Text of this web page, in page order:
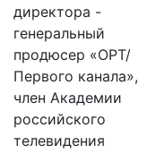
директора -
генеральный
продюсер «ОРТ/
Первого канала»,
член Академии
российского
телевидения